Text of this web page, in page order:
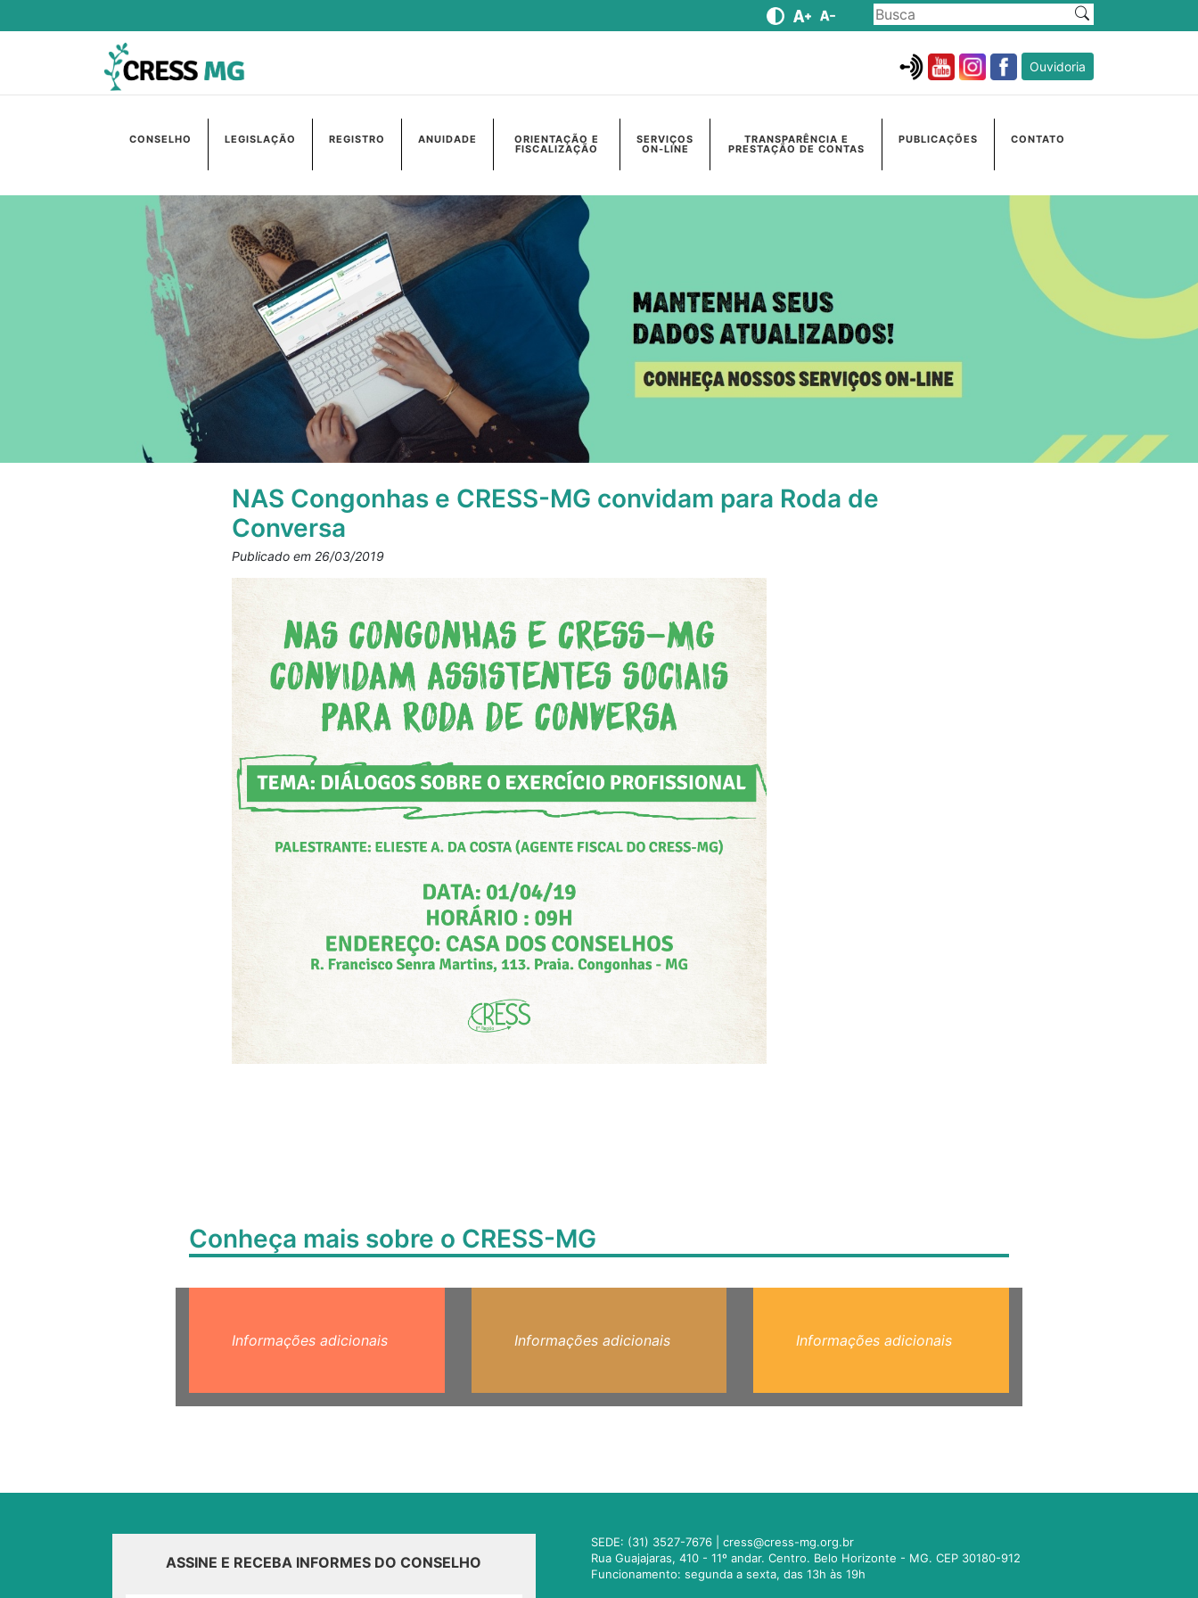
Ouvidoria
CONSELHO LEGISLAÇÃO REGISTRO ANUIDADE ORIENTAÇÃO E
FISCALIZAÇÃO
SERVIÇOS
ON-LINE
TRANSPARÊNCIA E
PRESTAÇÃO DE CONTAS
PUBLICAÇÕES CONTATO
NAS Congonhas e CRESS-MG convidam para Roda de
Conversa
Publicado em 26/03/2019
Conheça mais sobre o CRESS-MG
Informações adicionais Informações adicionais Informações adicionais
ASSINE E RECEBA INFORMES DO CONSELHO
SEDE: (31) 3527-7676 |cress@cress-mg.org.br
Rua Guajajaras, 410 - 11º andar. Centro. Belo Horizonte - MG. CEP 30180-912
Funcionamento: segunda a sexta, das 13h às 19h